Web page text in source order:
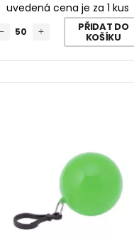
uvedená cena je za 1 kus
PŘIDAT DO
KOŠÍKU